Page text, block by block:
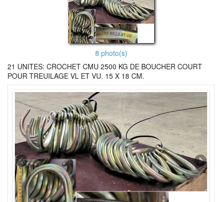
8 photo(s)
21 UNITES: CROCHET CMU 2500 KG DE BOUCHER COURT
POUR TREUILAGE VL ET VU. 15 X 18 CM.